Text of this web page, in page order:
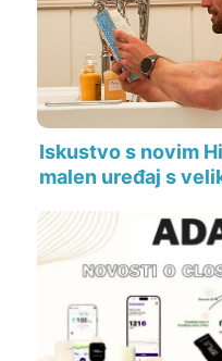
Iskustvo s novim
malen uređaj s